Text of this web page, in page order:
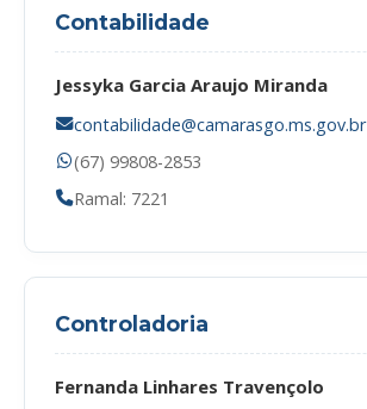
Contabilidade
Jessyka Garcia Araujo Miranda
contabilidade@camarasgo.ms.gov.br
(67) 99808-2853
Ramal: 7221
Controladoria
Fernanda Linhares Travençolo